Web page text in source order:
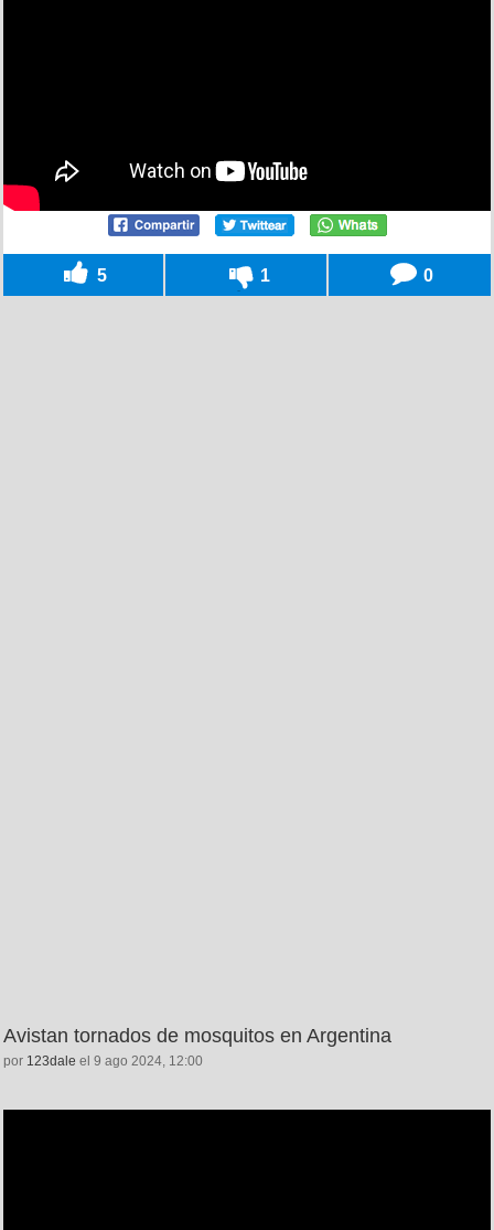
5 1 0
Avistan tornados de mosquitos en Argentina
por 123dale el 9 ago 2024, 12:00